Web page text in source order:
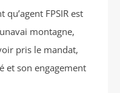
FPSIR est
montagne,
pris le mandat,
et son engagement